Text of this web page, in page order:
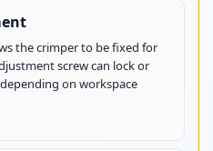
the crimper to be fixed for
screw can lock or
on workspace